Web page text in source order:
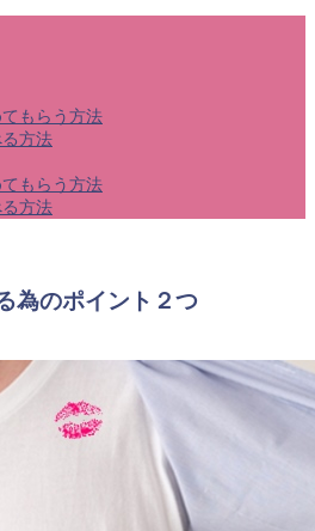
もらう方法
方法
もらう方法
方法
為のポイント２つ